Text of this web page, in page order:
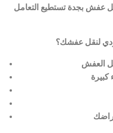
بجدة تستطيع التعامل
لنقل عفشك؟